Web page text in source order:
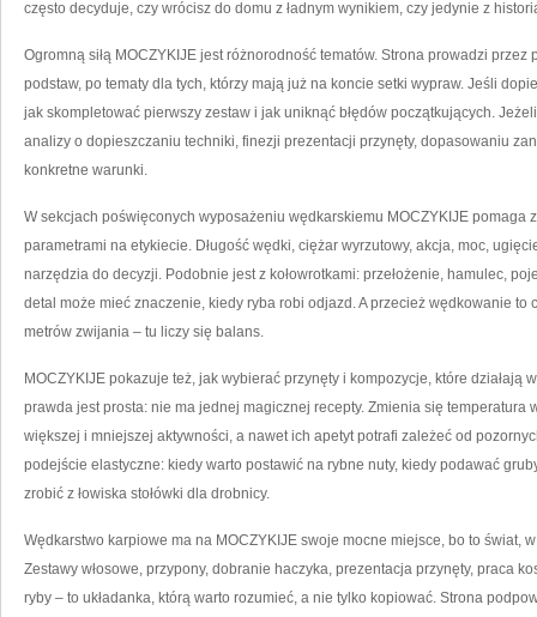
często decyduje, czy wrócisz do domu z ładnym wynikiem, czy jedynie z
Ogromną siłą MOCZYKIJE jest różnorodność tematów. Strona prowadzi
podstaw, po tematy dla tych, którzy mają już na koncie setki wypraw. Jeśli
jak skompletować pierwszy zestaw i jak uniknąć błędów początkujących.
analizy o dopieszczaniu techniki, finezji prezentacji przynęty, dopasowaniu
konkretne warunki.
W sekcjach poświęconych wyposażeniu wędkarskiemu MOCZYKIJE pomaga
parametrami na etykiecie. Długość wędki, ciężar wyrzutowy, akcja, moc,
narzędzia do decyzji. Podobnie jest z kołowrotkami: przełożenie, hamulec,
detal może mieć znaczenie, kiedy ryba robi odjazd. A przecież wędkowanie to
metrów zwijania – tu liczy się balans.
MOCZYKIJE pokazuje też, jak wybierać przynęty i kompozycje, które działają
prawda jest prosta: nie ma jednej magicznej recepty. Zmienia się temperatura
większej i mniejszej aktywności, a nawet ich apetyt potrafi zależeć od
podejście elastyczne: kiedy warto postawić na rybne nuty, kiedy podawać
zrobić z łowiska stołówki dla drobnicy.
Wędkarstwo karpiowe ma na MOCZYKIJE swoje mocne miejsce, bo to świat,
Zestawy włosowe, przypony, dobranie haczyka, prezentacja przynęty, praca
ryby – to układanka, którą warto rozumieć, a nie tylko kopiować. Strona